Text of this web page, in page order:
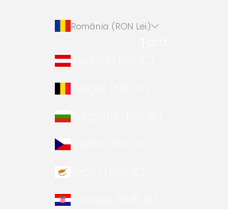
România (RON Lei)
Austria (EUR €)
Belgia (EUR €)
Bulgaria (EUR €)
Cehia (EUR €)
Croația (EUR €)